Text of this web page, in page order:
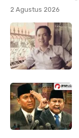
2 Agustus 2026